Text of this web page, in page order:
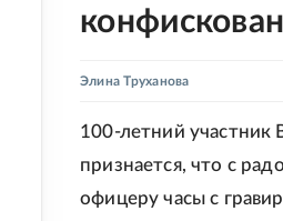
Элина Труханова
100-летний
признается, что с
офицеру часы с